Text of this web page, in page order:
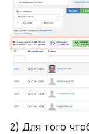
2) Для того